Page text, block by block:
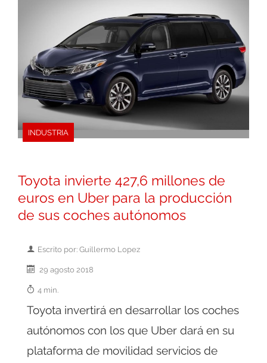
INDUSTRIA
Toyota invierte 427,6 millones de
euros en Uber para la producción
de sus coches autónomos
Escrito por: Guillermo Lopez
29 agosto 2018
4 min.
Toyota invertirá en desarrollar los coches
autónomos con los que Uber dará en su
plataforma de movilidad servicios de